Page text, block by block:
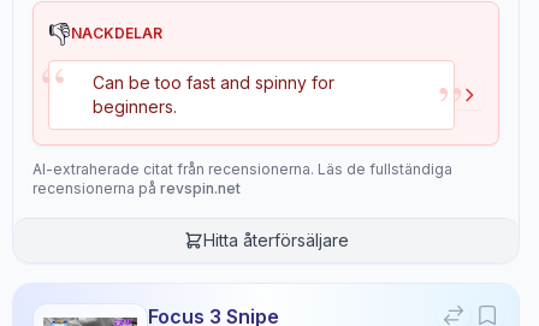
👎NACKDELAR
“
Can be too fast and spinny for
beginners.
”
AI-extraherade citat från recensionerna. Läs de fullständiga
recensionerna på revspin.net
Hitta återförsäljare
Focus 3 Snipe
8 /10
Confidence:85%
Värde för pengarna